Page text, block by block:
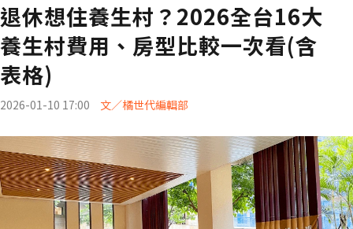
退休想住養生村？2026全台16大
養生村費用、房型比較一次看(含
表格)
2026-01-10 17:00 文／橘世代編輯部